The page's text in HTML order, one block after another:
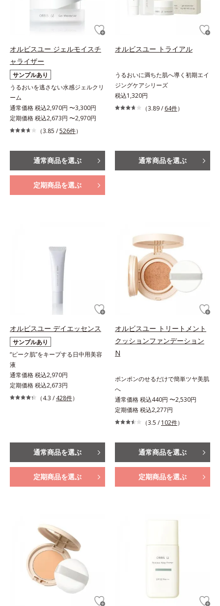
オルビスユー ジェルモイスチ
ャライザー
サンプルあり
うるおいを逃さない水感ジェルクリ
ーム
通常価格 税込2,970円 〜3,300円
定期価格 税込2,673円 〜2,970円
（3.85 /526件）
通常商品を選ぶ
定期商品を選ぶ
オルビスユー トライアル
うるおいに満ちた肌へ導く初期エイ
ジングケアシリーズ
税込1,320円
（3.89 / 64件）
通常商品を選ぶ
オルビスユー デイエッセンス
サンプルあり
“ピーク肌”をキープする日中用美容
液
通常価格 税込2,970円
定期価格 税込2,673円
（4.3 / 428件）
通常商品を選ぶ
定期商品を選ぶ
オルビスユー トリートメント
クッションファンデーション
N
ポンポンのせるだけで簡単ツヤ美肌
へ
通常価格 税込440円 〜2,530円
定期価格 税込2,277円
（3.5 / 102件）
通常商品を選ぶ
定期商品を選ぶ